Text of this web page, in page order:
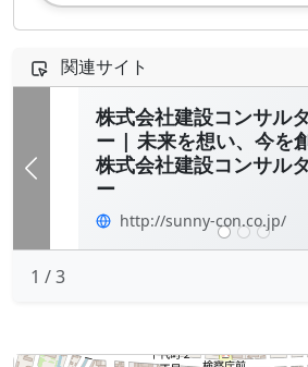
関連サイト
株式会社建設コンサル
ー | 未来を想い、今を
株式会社建設コンサル
ー
http://sunny-con.co.jp/
前へ
1 / 3